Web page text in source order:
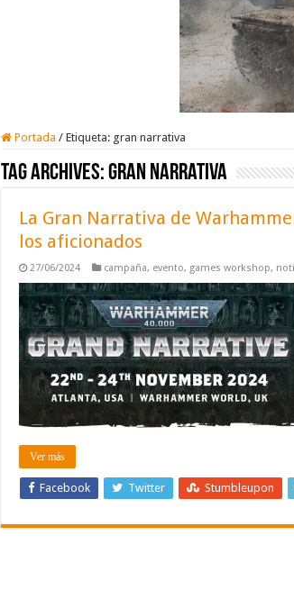
Portada / Etiqueta: gran narrativa
Tag Archives:gran narrativa
La Gran Narrativa de
los aficionados
27/06/2024 campaña, evento, games workshop,
Ver más
Facebook Twitter Stumbleupon